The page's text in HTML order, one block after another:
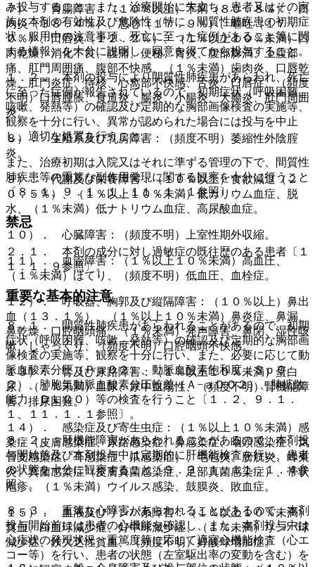
み投与すること。また、治療開始に先立ち、患者又はその家
族に本剤の有効性及び危険性（特に、間質性肺疾患の初期症
状、服用中の注意事項、死亡に至った症例があること等に関
する情報）を十分に説明し、同意を得てから投与すること。
１．２． 本剤の投与により間質性肺疾患があらわれ、死亡
に至った症例が報告されているので、初期症状（呼吸困難、
咳嗽、発熱等）の確認及び定期的な胸部画像検査の実施等、
観察を十分に行い、異常が認められた場合には投与を中止
し、適切な処置を行うこと。
また、治療初期は入院又はそれに準ずる管理の下で、間質性
肺疾患等の重篤な副作用発現に関する観察を十分に行うこと
〔８．１、９．１．１、１１．１．１参照〕。
禁忌
２．１． 本剤の成分に対し過敏症の既往歴のある患者〔１
１．１．９参照〕。
重要な基本的注意
８．１． 間質性肺疾患があらわれることがあるので、初期
症状（呼吸困難、咳嗽、発熱等）の確認及び定期的な胸部画
像検査の実施等、観察を十分に行い、また、必要に応じて動
脈血酸素分圧（ＰａＯ２）、動脈血酸素飽和度（ＳｐＯ
２）、肺胞気動脈血酸素分圧較差（Ａ−ａＤＯ２）、肺拡散
能力（ＤＬＣＯ）等の検査を行うこと〔１．２、９．１．
１、１１．１．１参照〕。
８．２． 肝機能障害があらわれることがあるので、本剤投
与開始前及び本剤投与中は定期的に肝機能検査を行い、患者
の状態を十分に観察すること〔９．３．１、１１．１．４参
照〕。
８．３． 重篤な心障害があらわれることがあるので、本剤
投与開始前には患者の心機能を確認し、また、本剤投与中は
心症状の発現状況・重篤度等に応じて適宜心機能検査（心エ
コー等）を行い、患者の状態（左室駆出率の変動を含む）を
７）． 胃腸障害：（１０％以上）下痢（８０．８％）、口
内炎（３８．４％）、悪心（１７．９％）、嘔吐（１７．
０％）、口唇炎（１２．２％）、（１％以上１０％未満）口
内乾燥、消化不良、腹痛、便秘、胃炎、腹部膨満、上腹部
痛、肛門周囲痛、腹部不快感、（１％未満）歯肉炎、口唇乾
燥、肛門炎症、痔核、心窩部不快感、舌炎、口唇症、（頻度
不明）口唇腫脹、食道炎、腸炎、小腸炎、大腸炎、肛門周囲
炎。
８）． 生殖系及び乳房障害：（頻度不明）萎縮性外陰腟
炎。
９）． 代謝及び栄養障害：（１０％以上）食欲減退（２
０．５％）、（１％以上１０％未満）低カリウム血症、脱
水、（１％未満）低ナトリウム血症、高尿酸血症。
１０）． 心臓障害：（頻度不明）上室性期外収縮。
１１）． 血管障害：（１％以上１０％未満）高血圧、
（１％未満）ほてり、（頻度不明）低血圧、血栓症。
１２）． 呼吸器、胸郭及び縦隔障害：（１０％以上）鼻出
血（１３．１％）、（１％以上１０％未満）鼻炎症、鼻漏、
鼻乾燥、口腔咽頭痛、（１％未満）発声障害、鼻閉、湿性咳
嗽、しゃっくり、（頻度不明）口腔咽頭不快感。
１３）． 腎及び尿路障害：（１％以上１０％未満）蛋白
尿、（１％未満）血尿、尿中血陽性、（頻度不明）腎機能障
害、排尿困難。
１４）． 感染症及び寄生虫症：（１％以上１０％未満）感
染症（皮膚感染症、尿路感染症、鼻感染症、咽頭感染症、気
管支感染症、耳感染症、爪感染症）、毛包炎、膀胱炎、蜂巣
炎、真菌感染症（皮膚真菌感染症、足部真菌感染症）、帯状
疱疹、（１％未満）ウイルス感染、鼓膜炎、敗血症。
１５）． 血液及びリンパ系障害：（１％以上１０％未満）
貧血、白血球減少症、好中球減少症、（１％未満）リンパ球
減少症、鉄欠乏性貧血、（頻度不明）好酸球増加症。